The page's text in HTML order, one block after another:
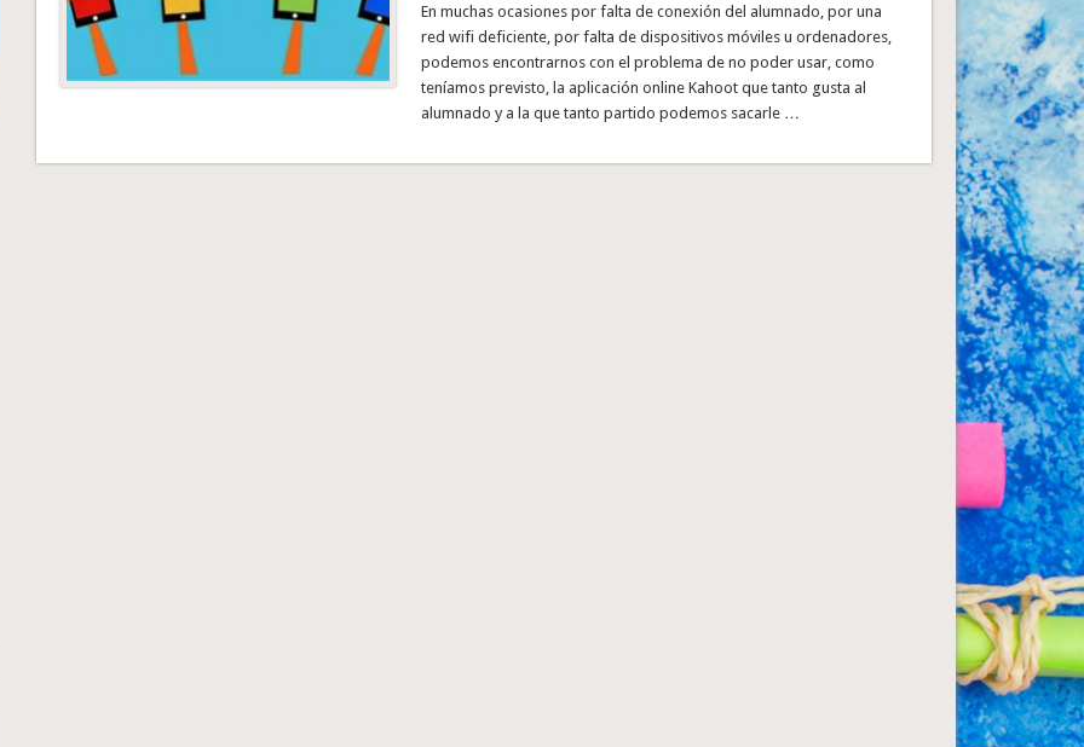
En muchas ocasiones por falta de conexión del alumnado, por una
red wifi deficiente, por falta de dispositivos móviles u ordenadores,
podemos encontrarnos con el problema de no poder usar, como
teníamos previsto, la aplicación online Kahoot que tanto gusta al
alumnado y a la que tanto partido podemos sacarle …